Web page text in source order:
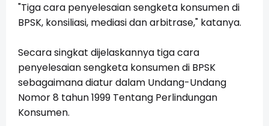
"Tiga cara penyelesaian sengketa konsumen di
BPSK, konsiliasi, mediasi dan arbitrase," katanya.
Secara singkat dijelaskannya tiga cara
penyelesaian sengketa konsumen di BPSK
sebagaimana diatur dalam Undang-Undang
Nomor 8 tahun 1999 Tentang Perlindungan
Konsumen.